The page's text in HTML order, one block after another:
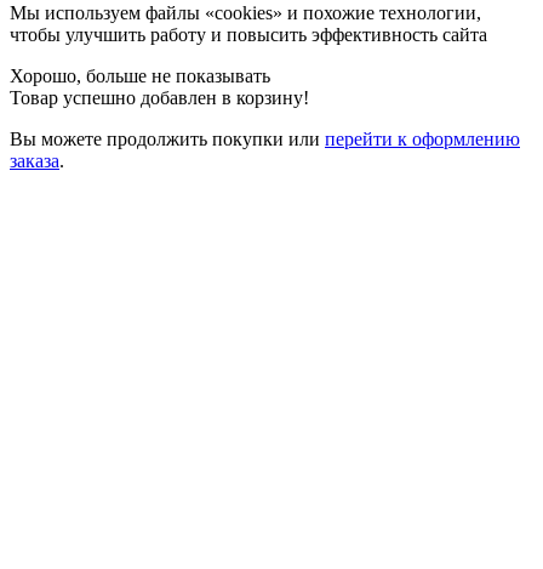
Мы используем файлы «cookies» и похожие технологии,
чтобы улучшить работу и повысить эффективность сайта
Хорошо, больше не показывать
Товар успешно добавлен в корзину!
Вы можете продолжить покупки или перейти к оформлению
заказа.